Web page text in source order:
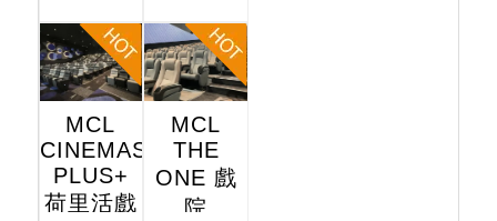
MCL
CINEMAS
PLUS+
荷里活戲
MCL
THE
ONE 戲
院